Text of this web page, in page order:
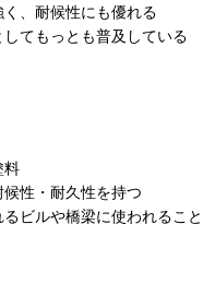
、耐候性にも優れる
てもっとも普及している
料
性・耐久性を持つ
ビルや橋梁に使われること